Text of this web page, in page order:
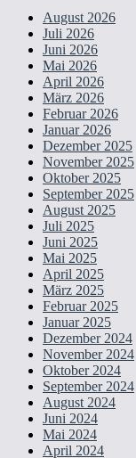
August 2026
Juli 2026
Juni 2026
Mai 2026
April 2026
März 2026
Februar 2026
Januar 2026
Dezember 2025
November 2025
Oktober 2025
September 2025
August 2025
Juli 2025
Juni 2025
Mai 2025
April 2025
März 2025
Februar 2025
Januar 2025
Dezember 2024
November 2024
Oktober 2024
September 2024
August 2024
Juni 2024
Mai 2024
April 2024